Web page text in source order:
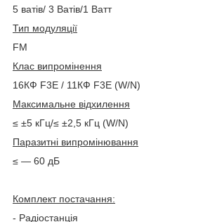
5 ватів/ 3 Ватів/1 Ватт
Тип модуляції
FM
Клас випромінення
16КФ F3E / 11КФ F3E (W/N)
Максимальне відхилення
≤ ±5 кГц/≤ ±2,5 кГц (W/N)
Паразитні випромінювання
≤ — 60 дБ
Комплект постачання:
- Радіостанція